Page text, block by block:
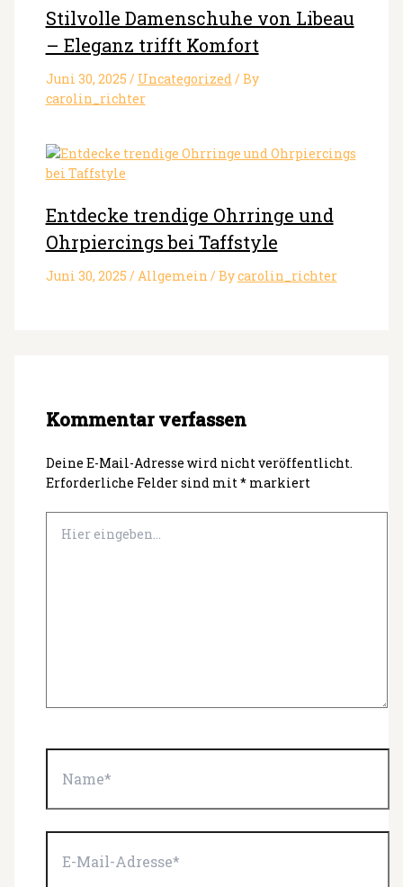
Stilvolle Damenschuhe von Libeau
– Eleganz trifft Komfort
Juni 30, 2025 / Uncategorized/ By
carolin_richter
Entdecke trendige Ohrringe und
Ohrpiercings bei Taffstyle
Juni 30, 2025 / Allgemein / Bycarolin_richter
Kommentar verfassen
Deine E-Mail-Adresse wird nicht veröffentlicht.
Erforderliche Felder sind mit *markiert
eingeben…
Name*
E-
Mail-